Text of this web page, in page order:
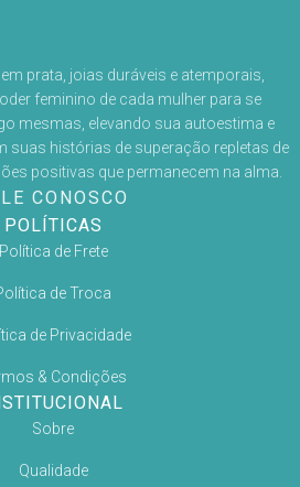
prata, joias duráveis e atemporais,
feminino de cada mulher para se
mesmas, elevando sua autoestima e
suas histórias de superação repletas de
positivas que permanecem na alma.
CONOSCO
POLÍTICAS
Política de Frete
de Troca
de Privacidade
& Condições
Sobre
Qualidade